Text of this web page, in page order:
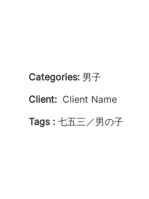
Categories: 男子
Client: Client Name
Tags : 七五三／男の子